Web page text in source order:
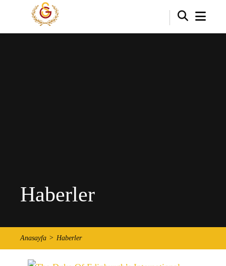
Haberler
Anasayfa Haberler